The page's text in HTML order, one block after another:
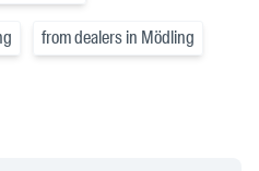
from dealers in Mödling